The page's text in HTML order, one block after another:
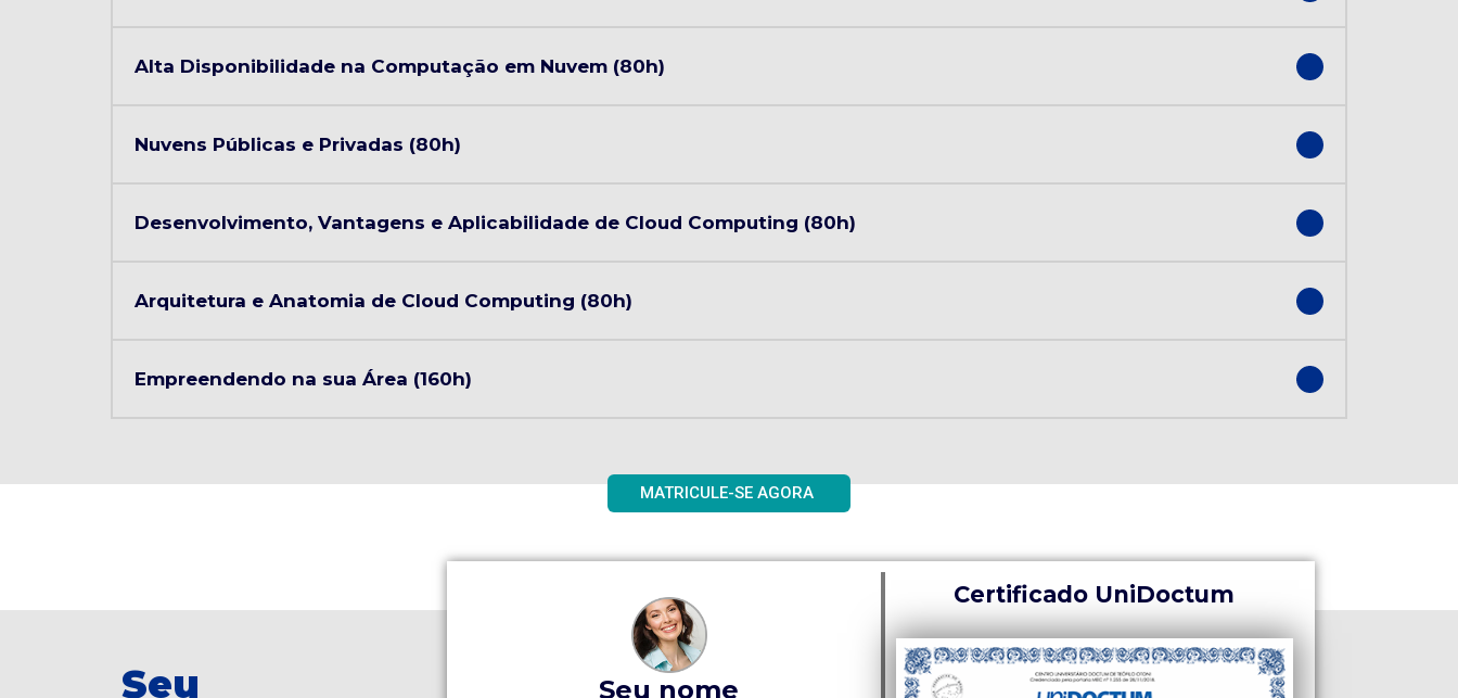
Alta Disponibilidade na Computação em Nuvem (80h)
Nuvens Públicas e Privadas (80h)
Desenvolvimento, Vantagens e Aplicabilidade de Cloud Computing (80h)
Arquitetura e Anatomia de Cloud Computing (80h)
Empreendendo na sua Área (160h)
MATRICULE-SE AGORA
Seu
Seu nome
Certificado UniDoctum